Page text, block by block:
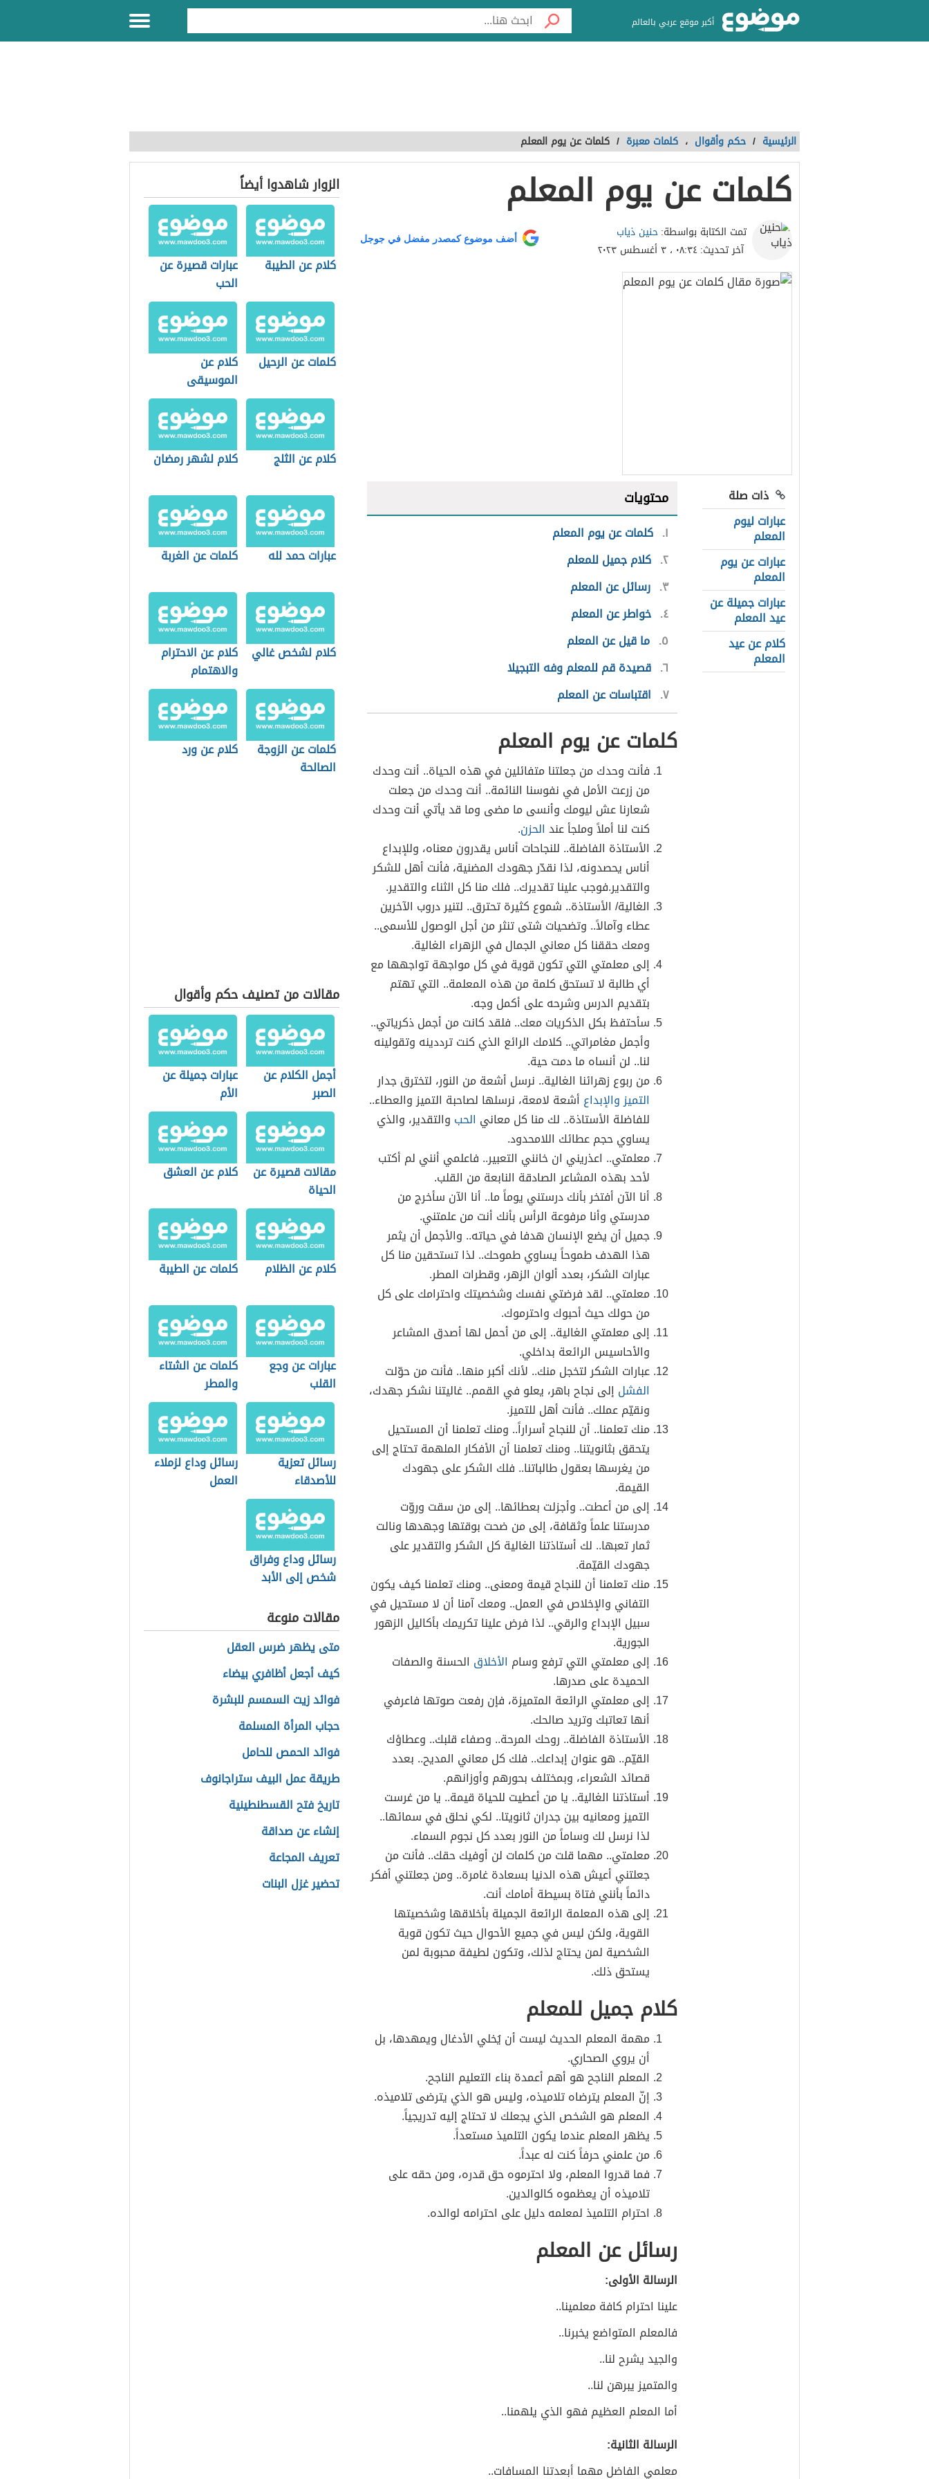
أكبر موقع عربي بالعالم
الرئيسية / حكم وأقوال ، كلمات معبرة / كلمات عن يوم المعلم
كلمات عن يوم المعلم
تمت الكتابة بواسطة:حنين ذياب
آخر تحديث:٠٨:٣٤ ، ٣ أغسطس ٢٠٢٣
أضف موضوع كمصدر مفضل في جوجل
ذات صلة
عبارات ليوم
المعلم
عبارات عن يوم
المعلم
عبارات جميلة عن
عيد المعلم
كلام عن عيد
المعلم
محتويات
١ كلمات عن يوم المعلم
٢ كلام جميل للمعلم
٣ رسائل عن المعلم
٤ خواطر عن المعلم
٥ ما قيل عن المعلم
٦ قصيدة قم للمعلم وفه التبجيلا
٧ اقتباسات عن المعلم
كلمات عن يوم المعلم
فأنت وحدك من جعلتنا متفائلين في هذه الحياة.. أنت وحدك
من زرعت الأمل في نفوسنا النائمة.. أنت وحدك من جعلت
شعارنا عش ليومك وأنسى ما مضى وما قد يأتي أنت وحدك
كنت لنا أملاً وملجأ عند الحزن.
الأستاذة الفاضلة.. للنجاحات أناس يقدرون معناه، وللإبداع
أناس يحصدونه، لذا نقدّر جهودك المضنية، فأنت أهل للشكر
والتقدير.فوجب علينا تقديرك.. فلك منا كل الثناء والتقدير.
الغالية/ الأستاذة.. شموع كثيرة تحترق.. لتنير دروب الآخرين
عطاء وآمالاً.. وتضحيات شتى تنثر من أجل الوصول للأسمى..
ومعك حققنا كل معاني الجمال في الزهراء الغالية.
إلى معلمتي التي تكون قوية في كل مواجهة تواجهها مع
أي طالبة لا تستحق كلمة من هذه المعلمة.. التي تهتم
بتقديم الدرس وشرحه على أكمل وجه.
سأحتفظ بكل الذكريات معك.. فلقد كانت من أجمل ذكرياتي..
وأجمل مغامراتي.. كلامك الرائع الذي كنت ترددينه وتقولينه
لنا.. لن أنساه ما دمت حية.
من ربوع زهرائنا الغالية.. نرسل أشعة من النور، لتخترق جدار
التميز والإبداع أشعة لامعة، نرسلها لصاحبة التميز والعطاء..
للفاضلة الأستاذة.. لك منا كل معاني الحب والتقدير، والذي
يساوي حجم عطائك اللامحدود.
معلمتي.. اعذريني ان خانني التعبير.. فاعلمي أنني لم أكتب
لأحد بهذه المشاعر الصادقة النابعة من القلب.
أنا الآن أفتخر بأنك درستني يوماً ما.. أنا الآن سأخرج من
مدرستي وأنا مرفوعة الرأس بأنك أنت من علمتني.
جميل أن يضع الإنسان هدفا في حياته.. والأجمل أن يثمر
هذا الهدف طموحاً يساوي طموحك.. لذا تستحقين منا كل
عبارات الشكر، بعدد ألوان الزهر، وقطرات المطر.
معلمتي.. لقد فرضتي نفسك وشخصيتك واحترامك على كل
من حولك حيث أحبوك واحترموك.
إلى معلمتي الغالية.. إلى من أحمل لها أصدق المشاعر
والأحاسيس الرائعة بداخلي.
عبارات الشكر لتخجل منك.. لأنك أكبر منها.. فأنت من حوّلت
الفشل إلى نجاح باهر، يعلو في القمم.. غاليتنا نشكر جهدك،
ونقيّم عملك.. فأنت أهل للتميز.
منك تعلمنا.. أن للنجاح أسراراً.. ومنك تعلمنا أن المستحيل
يتحقق بثانويتنا.. ومنك تعلمنا أن الأفكار الملهمة تحتاج إلى
من يغرسها بعقول طالباتنا.. فلك الشكر على جهودك
القيمة.
إلى من أعطت.. وأجزلت بعطائها.. إلى من سقت وروّت
مدرستنا علماً وثقافة، إلى من ضحت بوقتها وجهدها ونالت
ثمار تعبها.. لك أستاذتنا الغالية كل الشكر والتقدير على
جهودك القيّمة.
منك تعلمنا أن للنجاح قيمة ومعنى.. ومنك تعلمنا كيف يكون
التفاني والإخلاص في العمل.. ومعك آمنا أن لا مستحيل في
سبيل الإبداع والرقي.. لذا فرض علينا تكريمك بأكاليل الزهور
الجورية.
إلى معلمتي التي ترفع وسام الأخلاق الحسنة والصفات
الحميدة على صدرها.
إلى معلمتي الرائعة المتميزة، فإن رفعت صوتها فاعرفي
أنها تعاتبك وتريد صالحك.
الأستاذة الفاضلة.. روحك المرحة.. وصفاء قلبك.. وعطاؤك
القيّم.. هو عنوان إبداعك.. فلك كل معاني المديح.. بعدد
قصائد الشعراء، وبمختلف بحورهم وأوزانهم.
أستاذتنا الغالية.. يا من أعطيت للحياة قيمة.. يا من غرست
التميز ومعانيه بين جدران ثانويتا.. لكي نحلق في سمائها..
لذا نرسل لك وساماً من النور بعدد كل نجوم السماء.
معلمتي.. مهما قلت من كلمات لن أوفيك حقك.. فأنت من
جعلتني أعيش هذه الدنيا بسعادة غامرة.. ومن جعلتني أفكر
دائماً بأنني فتاة بسيطة أمامك أنت.
إلى هذه المعلمة الرائعة الجميلة بأخلاقها وشخصيتها
القوية، ولكن ليس في جميع الأحوال حيث تكون قوية
الشخصية لمن يحتاج لذلك، وتكون لطيفة محبوبة لمن
يستحق ذلك.
كلام جميل للمعلم
مهمة المعلم الحديث ليست أن يُخلي الأدغال ويمهدها، بل
أن يروي الصحاري.
المعلم الناجح هو أهم أعمدة بناء التعليم الناجح.
إنّ المعلم يترضاه تلاميذه، وليس هو الذي يترضى تلاميذه.
المعلم هو الشخص الذي يجعلك لا تحتاج إليه تدريجياً.
يظهر المعلم عندما يكون التلميذ مستعداً.
من علمني حرفاً كنت له عبداً.
فما قدروا المعلم، ولا احترموه حق قدره، ومن حقه على
تلاميذه أن يعظموه كالوالدين.
احترام التلميذ لمعلمه دليل على احترامه لوالده.
رسائل عن المعلم
الرسالة الأولى:
علينا احترام كافة معلمينا..
فالمعلم المتواضع يخبرنا..
والجيد يشرح لنا..
والمتميز يبرهن لنا..
أما المعلم العظيم فهو الذي يلهمنا..
الرسالة الثانية:
معلمي الفاضل مهما أبعدتنا المسافات..
الزوار شاهدوا أيضاً
كلام عن الطيبة
عبارات قصيرة عن
الحب
كلمات عن الرحيل
كلام عن
الموسيقى
كلام عن الثلج كلام لشهر رمضان
عبارات حمد لله كلمات عن الغربة
كلام لشخص غالي
كلام عن الاحترام
والاهتمام
كلمات عن الزوجة
الصالحة
كلام عن ورد
مقالات من تصنيف حكم وأقوال
أجمل الكلام عن
الصبر
عبارات جميلة عن
الأم
مقالات قصيرة عن
الحياة
كلام عن العشق
كلام عن الظلام كلمات عن الطيبة
عبارات عن وجع
القلب
كلمات عن الشتاء
والمطر
رسائل تعزية
للأصدقاء
رسائل وداع لزملاء
العمل
رسائل وداع وفراق
شخص إلى الأبد
مقالات منوعة
متى يظهر ضرس العقل
كيف أجعل أظافري بيضاء
فوائد زيت السمسم للبشرة
حجاب المرأة المسلمة
فوائد الحمص للحامل
طريقة عمل البيف ستراجانوف
تاريخ فتح القسطنطينية
إنشاء عن صداقة
تعريف المجاعة
تحضير غزل البنات